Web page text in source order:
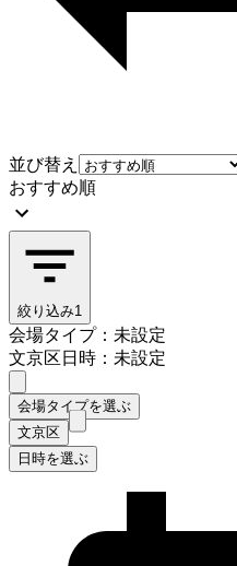
並び替え
おすすめ順
絞り込み1
会場タイプ：未設定
文京区日時：未設定
会場タイプを選ぶ
文京区
日時を選ぶ